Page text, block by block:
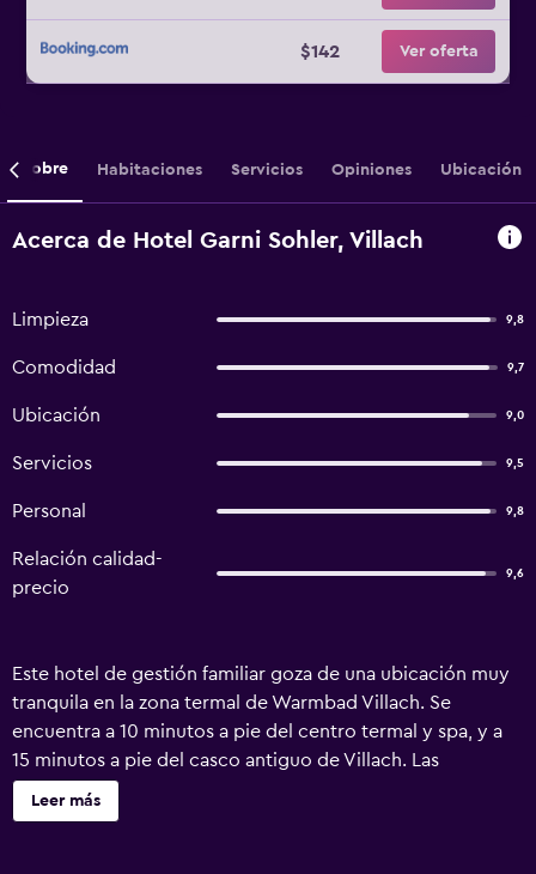
$142 Ver oferta
Sobre Habitaciones Servicios Opiniones Ubicación
Acerca de Hotel Garni Sohler, Villach
Limpieza 9,8
Comodidad 9,7
Ubicación 9,0
Servicios 9,5
Personal 9,8
Relación calidad-
precio
9,6
Este hotel de gestión familiar goza de una ubicación muy
tranquila en la zona termal de Warmbad Villach. Se
encuentra a 10 minutos a pie del centro termal y spa, y a
15 minutos a pie del casco antiguo de Villach. Las
acogedoras habitaciones del Hotel Garni Sohler están
orientadas al sur y disponen de grandes balcones. Tienen
Leer más